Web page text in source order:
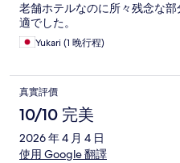
老舗ホテルなのに所々残念な
適でした。
Yukari (1 晚行程)
真實評價
10/10 完美
2026 年 4 月 4 日
使用 Google 翻譯